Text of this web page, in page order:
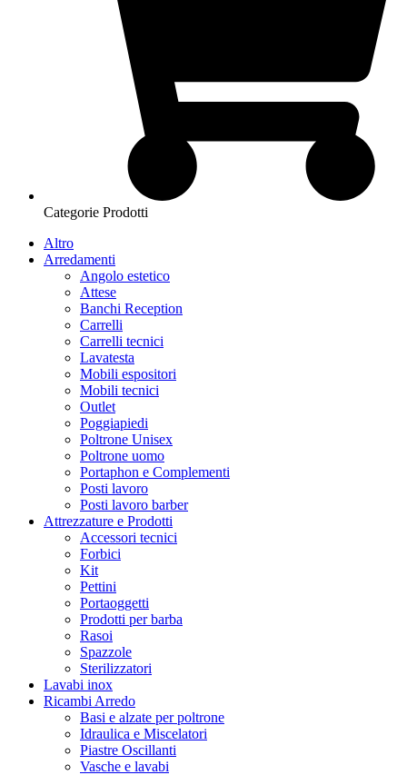
Categorie Prodotti
Altro
Arredamenti
Angolo estetico
Attese
Banchi Reception
Carrelli
Carrelli tecnici
Lavatesta
Mobili espositori
Mobili tecnici
Outlet
Poggiapiedi
Poltrone Unisex
Poltrone uomo
Portaphon e Complementi
Posti lavoro
Posti lavoro barber
Attrezzature e Prodotti
Accessori tecnici
Forbici
Kit
Pettini
Portaoggetti
Prodotti per barba
Rasoi
Spazzole
Sterilizzatori
Lavabi inox
Ricambi Arredo
Basi e alzate per poltrone
Idraulica e Miscelatori
Piastre Oscillanti
Vasche e lavabi